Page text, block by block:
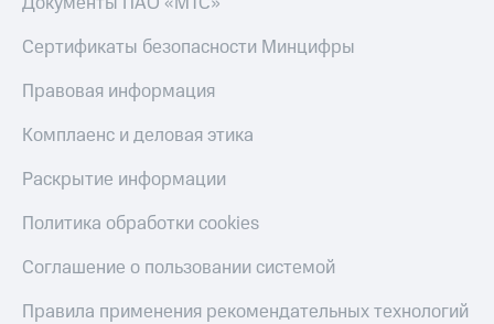
Сертификаты безопасности Минцифры
Правовая информация
Комплаенс и деловая этика
Раскрытие информации
Политика обработки cookies
Соглашение о пользовании системой
Правила применения рекомендательных технологий